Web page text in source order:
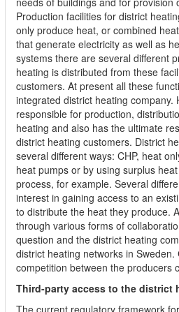
Production facilities for district
only produce heat, or combined
that generate electricity as well as
systems there are several different
heating is distributed from these
customers. At present all these
integrated district heating company.
responsible for production,
heating and also has the ultimate
district heating customers. District
several different ways: CHP, heat
heat pumps or by using surplus
process, for example. Several
interest in gaining access to an
to distribute the heat they produce.
through various forms of
question and the district heating
district heating networks in Sweden.
competition between the producers
Third-party access to the district
The current regulatory framework